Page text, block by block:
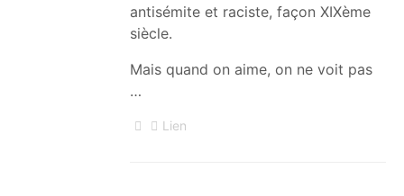
antisémite et raciste, façon XIXème
siècle.
Mais quand on aime, on ne voit pas
…
Lien